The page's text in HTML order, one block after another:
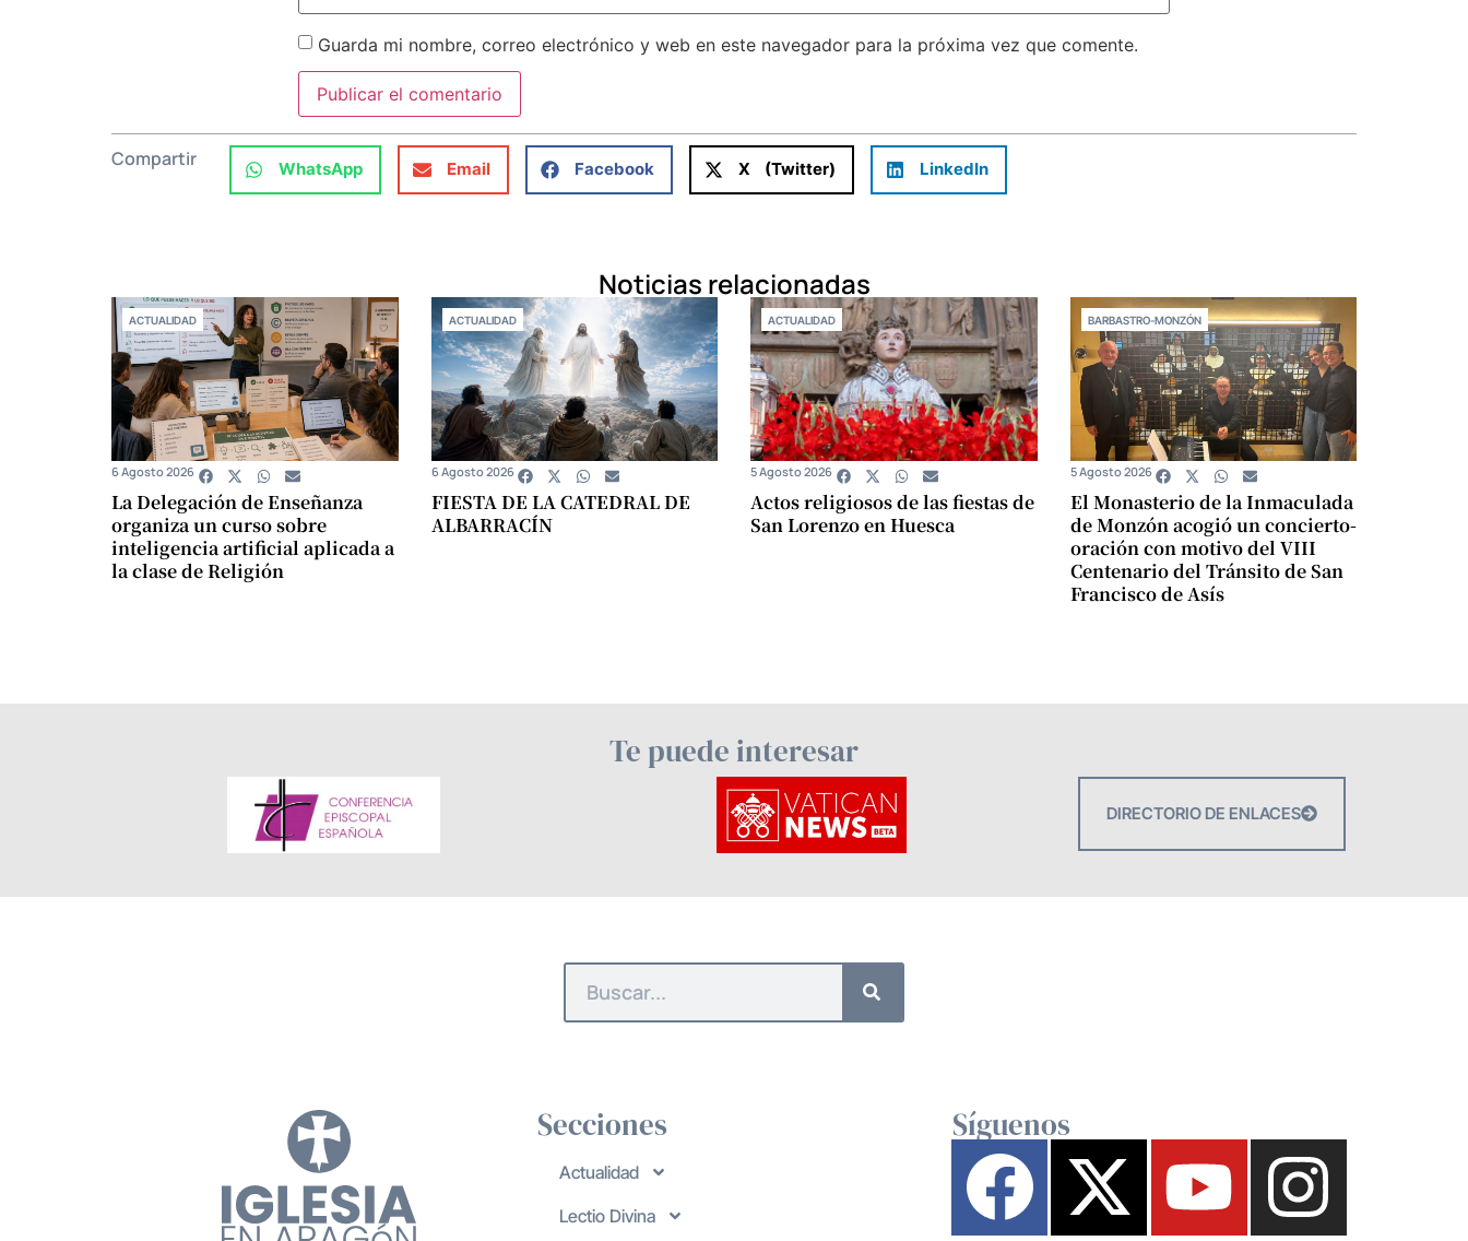
Guarda mi nombre, correo electrónico y web en este navegador para la próxima vez que comente.
Compartir WhatsApp Email Facebook X (Twitter) LinkedIn
Noticias relacionadas
ACTUALIDAD
La Delegación de Enseñanza
organiza un curso sobre
inteligencia artificial aplicada a
la clase de Religión
6 Agosto 2026
ACTUALIDAD
FIESTA DE LA CATEDRAL DE
ALBARRACÍN
6 Agosto 2026
ACTUALIDAD
Actos religiosos de las fiestas de
San Lorenzo en Huesca
5 Agosto 2026
BARBASTRO-MONZÓN
El Monasterio de la Inmaculada
de Monzón acogió un concierto-
oración con motivo del VIII
Centenario del Tránsito de San
Francisco de Asís
5 Agosto 2026
Te puede interesar
DIRECTORIO DE ENLACES
Secciones
Actualidad
Lectio Divina
Síguenos